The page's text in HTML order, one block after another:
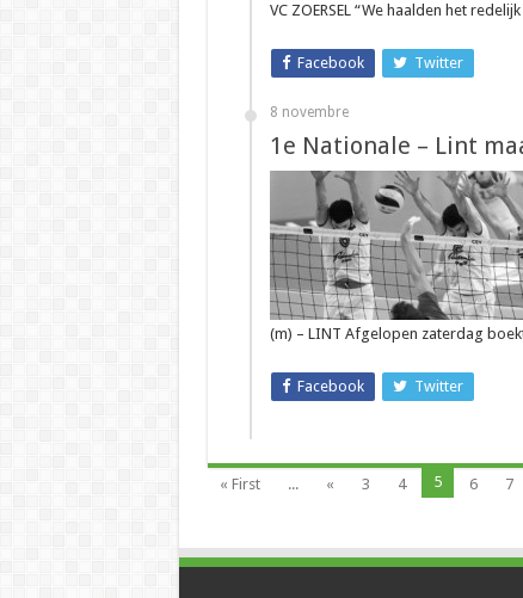
VC ZOERSEL “We haalden het
Facebook Twitter
8 novembre
1e Nationale – Lint
(m) – LINT Afgelopen zaterdag
Facebook Twitter
« First ... « 3 4 5 6 7